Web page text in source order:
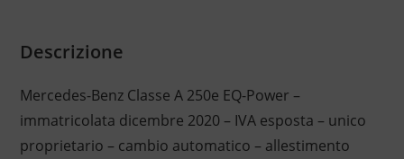
Descrizione
Mercedes-Benz Classe A 250e EQ-Power –
immatricolata dicembre 2020 – IVA esposta – unico
proprietario – cambio automatico – allestimento